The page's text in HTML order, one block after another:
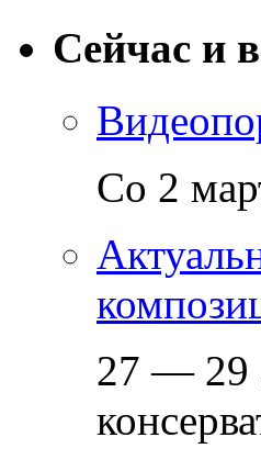
Сейчас и
Со 2
27 — 29